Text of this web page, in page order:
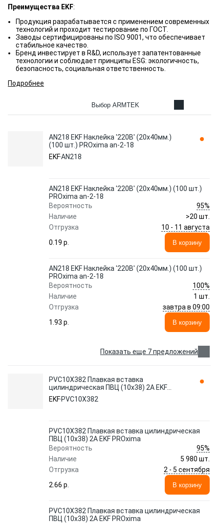
Преимущества EKF:
Продукция разрабатывается с применением современных
технологий и проходит тестирование по ГОСТ.
Заводы сертифицированы по ISO 9001, что обеспечивает
стабильное качество.
Бренд инвестирует в R&D, использует запатентованные
технологии и соблюдает принципы ESG: экологичность,
безопасность, социальная ответственность.
Подробнее
Выбор ARMTEK
AN218 EKF Наклейка '220В' (20х40мм.)
(100 шт.) PROxima an-2-18
EKFAN218
AN218 EKF Наклейка '220В' (20х40мм.) (100 шт.)
PROxima an-2-18
Вероятность
95%
Наличие
>20 шт.
Отгрузка
10 - 11 августа
0.19 p.
В корзину
AN218 EKF Наклейка '220В' (20х40мм.) (100 шт.)
PROxima an-2-18
Вероятность
100%
Наличие
1 шт.
Отгрузка
завтра в 09:00
1.93 p.
В корзину
Показать еще 7 предложений
PVC10X382 Плавкая вставка
цилиндрическая ПВЦ (10х38) 2А EKF
PROxima
EKF PVC10X382
PVC10X382 Плавкая вставка цилиндрическая
ПВЦ (10х38) 2А EKF PROxima
Вероятность
95%
Наличие
5 980 шт.
Отгрузка
2 - 5 сентября
2.66 p.
В корзину
PVC10X382 Плавкая вставка цилиндрическая
ПВЦ (10х38) 2А EKF PROxima